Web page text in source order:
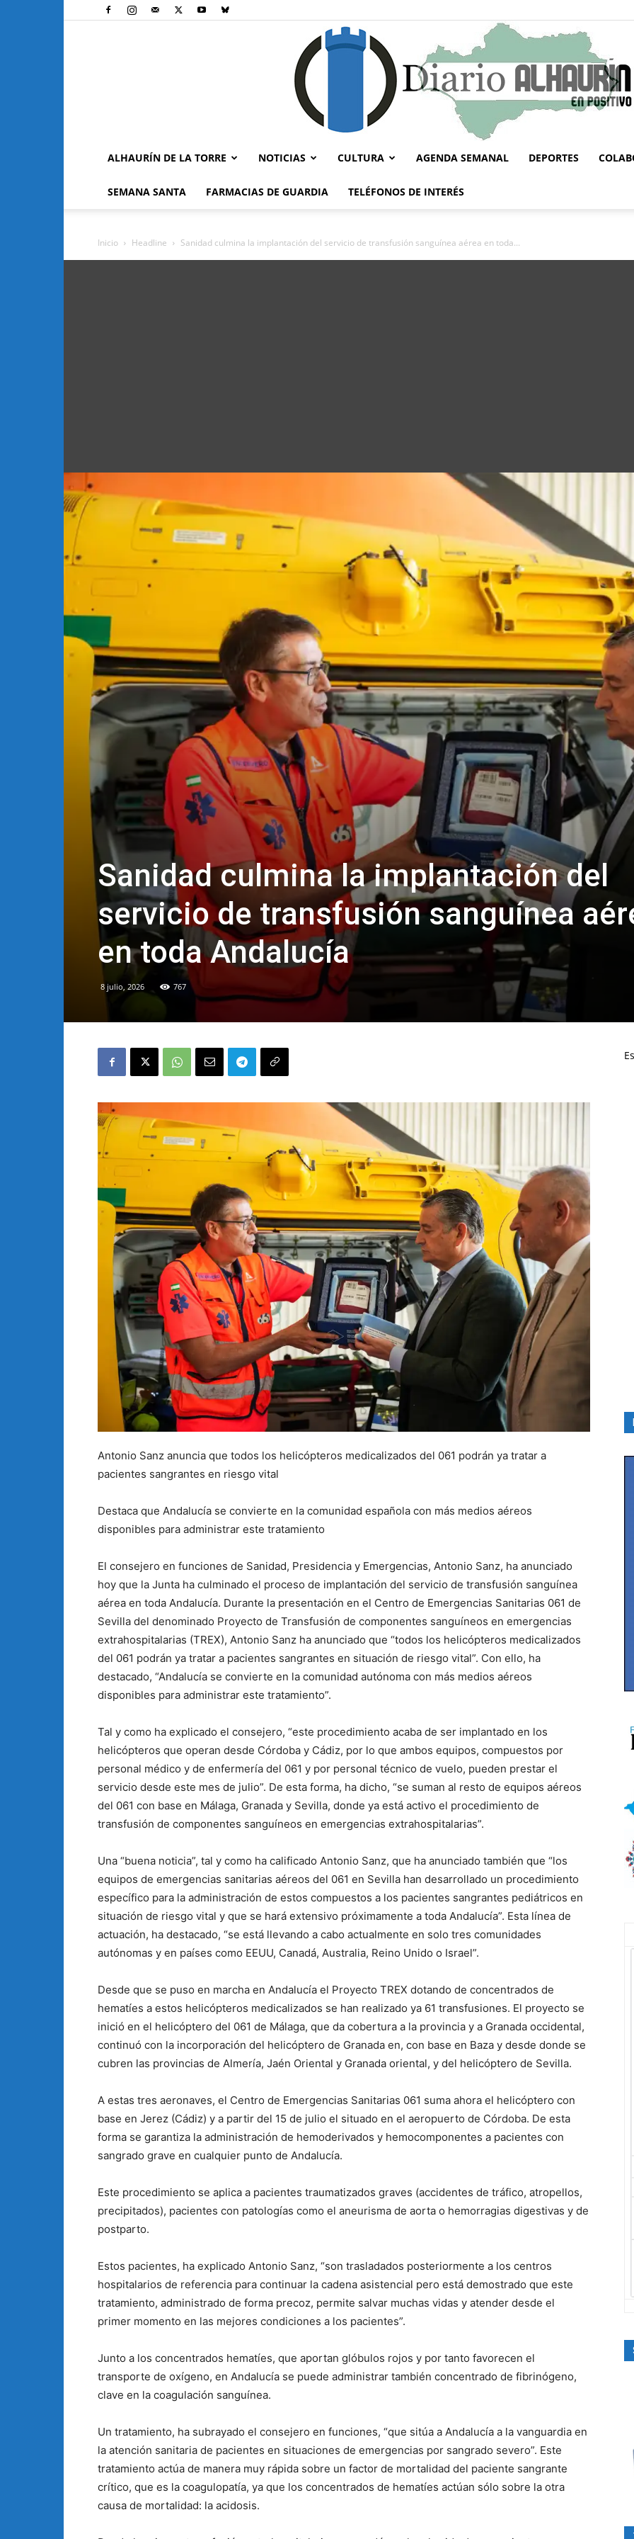
ALHAURÍN DE LA TORRE NOTICIAS CULTURA AGENDA SEMANAL DEPORTES
SEMANA SANTA FARMACIAS DE GUARDIA TELÉFONOS DE INTERÉS
Inicio Headline Sanidad culmina la implantación del servicio de transfusión sanguínea aérea en toda...
Sanidad culmina la implantación del
servicio de transfusión sanguínea
en toda Andalucía
8 julio, 2026 767
Antonio Sanz anuncia que todos los helicópteros medicalizados del 061 podrán ya tratar a
pacientes sangrantes en riesgo vital
Destaca que Andalucía se convierte en la comunidad española con más medios aéreos
disponibles para administrar este tratamiento
El consejero en funciones de Sanidad, Presidencia y Emergencias, Antonio Sanz, ha anunciado
hoy que la Junta ha culminado el proceso de implantación del servicio de transfusión sanguínea
aérea en toda Andalucía. Durante la presentación en el Centro de Emergencias Sanitarias 061 de
Sevilla del denominado Proyecto de Transfusión de componentes sanguíneos en emergencias
extrahospitalarias (TREX), Antonio Sanz ha anunciado que “todos los helicópteros medicalizados
del 061 podrán ya tratar a pacientes sangrantes en situación de riesgo vital”. Con ello, ha
destacado, “Andalucía se convierte en la comunidad autónoma con más medios aéreos
disponibles para administrar este tratamiento”.
Tal y como ha explicado el consejero, “este procedimiento acaba de ser implantado en los
helicópteros que operan desde Córdoba y Cádiz, por lo que ambos equipos, compuestos por
personal médico y de enfermería del 061 y por personal técnico de vuelo, pueden prestar el
servicio desde este mes de julio”. De esta forma, ha dicho, “se suman al resto de equipos aéreos
del 061 con base en Málaga, Granada y Sevilla, donde ya está activo el procedimiento de
transfusión de componentes sanguíneos en emergencias extrahospitalarias”.
Una “buena noticia”, tal y como ha calificado Antonio Sanz, que ha anunciado también que “los
equipos de emergencias sanitarias aéreos del 061 en Sevilla han desarrollado un procedimiento
específico para la administración de estos compuestos a los pacientes sangrantes pediátricos en
situación de riesgo vital y que se hará extensivo próximamente a toda Andalucía”. Esta línea de
actuación, ha destacado, “se está llevando a cabo actualmente en solo tres comunidades
autónomas y en países como EEUU, Canadá, Australia, Reino Unido o Israel”.
Desde que se puso en marcha en Andalucía el Proyecto TREX dotando de concentrados de
hematíes a estos helicópteros medicalizados se han realizado ya 61 transfusiones. El proyecto se
inició en el helicóptero del 061 de Málaga, que da cobertura a la provincia y a Granada occidental,
continuó con la incorporación del helicóptero de Granada en, con base en Baza y desde donde se
cubren las provincias de Almería, Jaén Oriental y Granada oriental, y del helicóptero de Sevilla.
A estas tres aeronaves, el Centro de Emergencias Sanitarias 061 suma ahora el helicóptero con
base en Jerez (Cádiz) y a partir del 15 de julio el situado en el aeropuerto de Córdoba. De esta
forma se garantiza la administración de hemoderivados y hemocomponentes a pacientes con
sangrado grave en cualquier punto de Andalucía.
Este procedimiento se aplica a pacientes traumatizados graves (accidentes de tráfico, atropellos,
precipitados), pacientes con patologías como el aneurisma de aorta o hemorragias digestivas y de
postparto.
Estos pacientes, ha explicado Antonio Sanz, “son trasladados posteriormente a los centros
hospitalarios de referencia para continuar la cadena asistencial pero está demostrado que este
tratamiento, administrado de forma precoz, permite salvar muchas vidas y atender desde el
primer momento en las mejores condiciones a los pacientes”.
Junto a los concentrados hematíes, que aportan glóbulos rojos y por tanto favorecen el
transporte de oxígeno, en Andalucía se puede administrar también concentrado de fibrinógeno,
clave en la coagulación sanguínea.
Un tratamiento, ha subrayado el consejero en funciones, “que sitúa a Andalucía a la vanguardia en
la atención sanitaria de pacientes en situaciones de emergencias por sangrado severo”. Este
tratamiento actúa de manera muy rápida sobre un factor de mortalidad del paciente sangrante
crítico, que es la coagulopatía, ya que los concentrados de hematíes actúan sólo sobre la otra
causa de mortalidad: la acidosis.